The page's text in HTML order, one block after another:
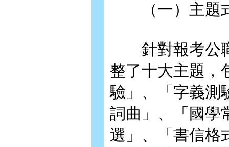
（一）主題
針對報考公職
整了十大主題，
驗」、「字義測
詞曲」、「國學
選」、「書信格